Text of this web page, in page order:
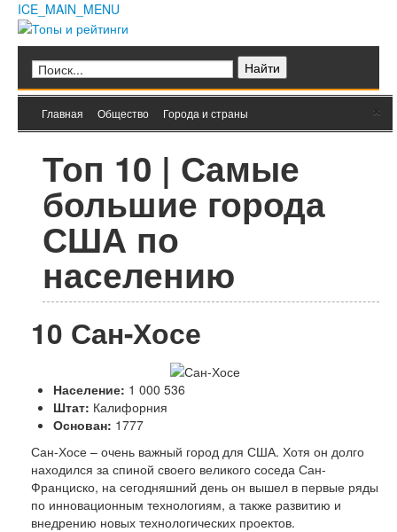
ICE_MAIN_MENU
Главная
Кино
Фильмы
Сериалы
Мультфильмы
Музыка
Книги
Животные
Растения
Космос
Человек
Архитектура
Транспорт
Интернет
Игры
Блюда
Полезное
Общество
Города и страны
Вооружение
Люди
Спорт
История
×
Главная Общество Города и страны
Топ 10 | Самые
большие города
США по
населению
10 Сан-Хосе
Население: 1 000 536
Штат: Калифорния
Основан: 1777
Сан-Хосе – очень важный город для США. Хотя он долго
находился за спиной своего великого соседа Сан-
Франциско, на сегодняшний день он вышел в первые ряды
по инновационным технологиям, а также развитию и
внедрению новых технологических проектов.